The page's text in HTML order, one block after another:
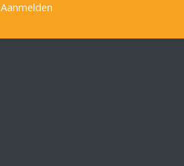
Aanmelden